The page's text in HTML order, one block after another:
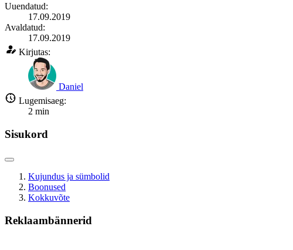
Uuendatud:
17.09.2019
Avaldatud:
17.09.2019
Kirjutas:
Daniel
Lugemisaeg:
2 min
Sisukord
Kujundus ja sümbolid
Boonused
Kokkuvõte
Reklaambännerid